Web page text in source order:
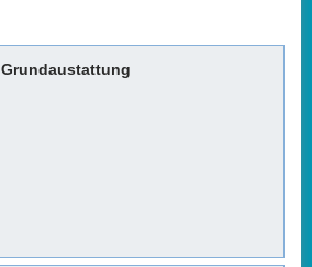
Grundaustattung